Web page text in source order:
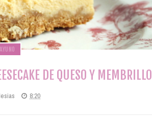
DE QUESO Y MEMBRILLO
8:20